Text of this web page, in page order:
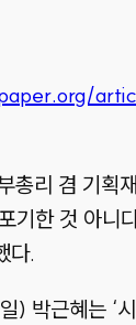
총리 겸 기획
기한 것 아니
다.
) 박근혜는 ‘